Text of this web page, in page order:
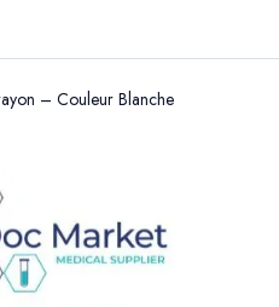
– Couleur Blanche